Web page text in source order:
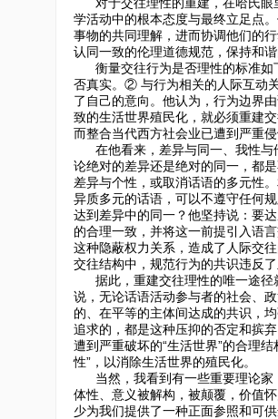
学活动中的根本态度与最终立足点
事物的共同理解，进而协调他们的
认同一致的伦理道德规范，保持和
衡量交往行为是否理性的标准如
否真实。② 与行为相关的人际互动
了自己的意向。他认为，行为边界
致的生活世界殖民化，就必须重建
而整合当代西方社会业已遭到严重
在他看来，差异与同一、我性与
论绝对的差异还是绝对的同一，都
差异与个性，或取消话语的多元性
异质多元的话语，可以不遵守任何
达到差异中的同一？他坚持说：要
的合理一致，并将这一前提引入语
这种隐蔽权力关系，造成了人际交
交往结构中，规范行为的共识违反
据此，重建交往理性的唯一途径
说，无论话语活动参与者的社会、
的、在平等的主体间达成的共识，
追求的，都是这种压抑的否定和摈
遭到严重破坏的“生活世界”的合理
性”，以消除生活世界的殖民化。
当然，我看到有一些重要理论家
体性、意义被解构，被颠覆，价值
少为我们提供了一种正面参照和可